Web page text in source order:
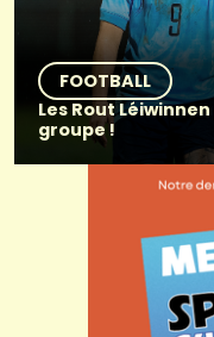
FOOTBALL
Les Rout
groupe !